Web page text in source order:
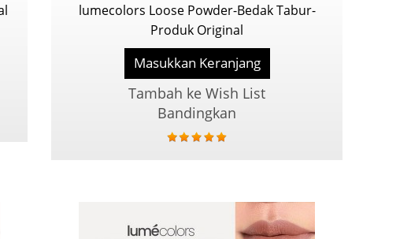
lumecolors Loose Powder-Bedak Tabur-
Produk Original
Masukkan Keranjang
Tambah ke Wish List
Bandingkan